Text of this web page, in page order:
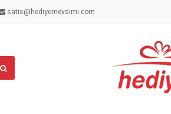
satis@hediyemevsimi.com